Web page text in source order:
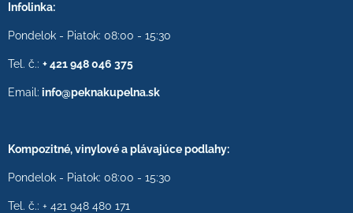
Infolinka:
Pondelok - Piatok: 08:00 - 15:30
Tel. č.: + 421 948 046 375
Email: info@peknakupelna.sk
Kompozitné, vinylové a plávajúce podlahy:
Pondelok - Piatok: 08:00 - 15:30
Tel. č.: + 421 948 480 171